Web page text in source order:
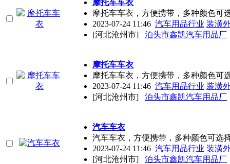
摩托车车衣
摩托车车衣，方便携带，多种颜色可
2023-07-24 11:46 汽车用品行业 装潢
[河北沧州市]
泊头市鑫凯汽车用品厂
摩托车车衣
摩托车车衣，方便携带，多种颜色可
2023-07-24 11:46 汽车用品行业 装潢
[河北沧州市]
泊头市鑫凯汽车用品厂
汽车车衣
汽车车衣，方便携带，多种颜色可选
2023-07-24 11:46 汽车用品行业 装潢
[河北沧州市]
泊头市鑫凯汽车用品厂